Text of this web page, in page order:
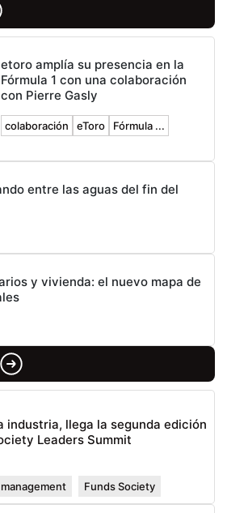
etoro amplía su presencia en la
Fórmula 1 con una colaboración
con Pierre Gasly
colaboración eToro Fórmula ...
entre las aguas del fin del
y vivienda: el nuevo mapa de
industria, llega la segunda edición
Leaders Summit
Funds Society